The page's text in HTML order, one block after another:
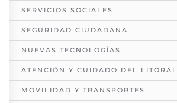
SERVICIOS SOCIALES
SEGURIDAD CIUDADANA
NUEVAS TECNOLOGÍAS
ATENCIÓN Y CUIDADO DEL LITORAL
MOVILIDAD Y TRANSPORTES